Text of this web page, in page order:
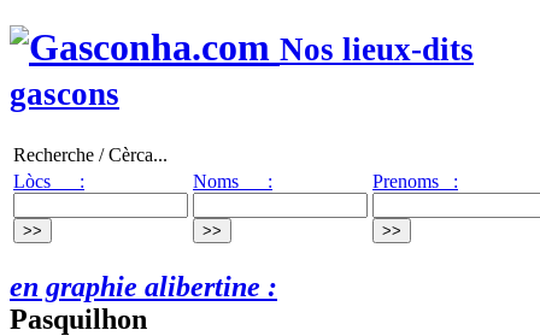
Nos lieux-dits
gascons
Recherche / Cèrca...
Lòcs :
Noms : Prenoms :
en graphie alibertine :
Pasquilhon